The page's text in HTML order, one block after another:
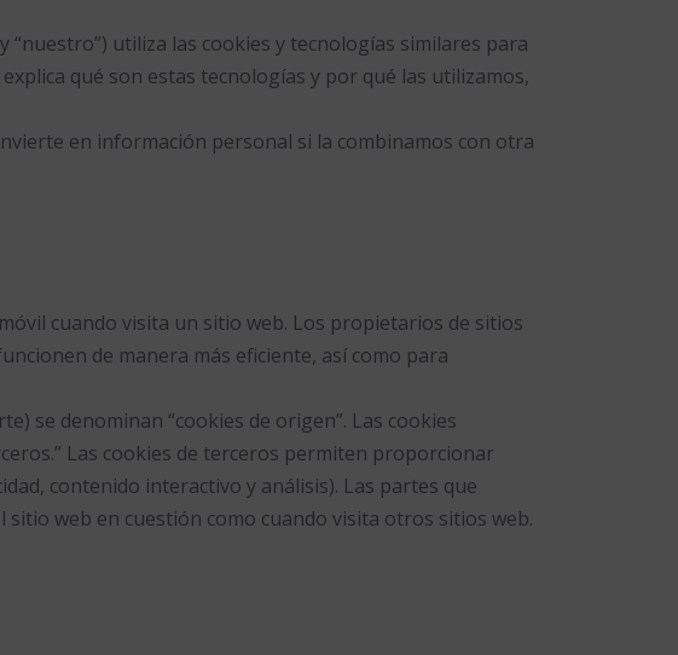
“nuestro”) utiliza las cookies y tecnologías similares para
qué son estas tecnologías y por qué las utilizamos,
en información personal si la combinamos con otra
cuando visita un sitio web. Los propietarios de sitios
de manera más eficiente, así como para
se denominan “cookies de origen”. Las cookies
Las cookies de terceros permiten proporcionar
contenido interactivo y análisis). Las partes que
web en cuestión como cuando visita otros sitios web.